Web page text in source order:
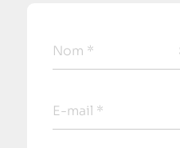
Nom *
E-mail *